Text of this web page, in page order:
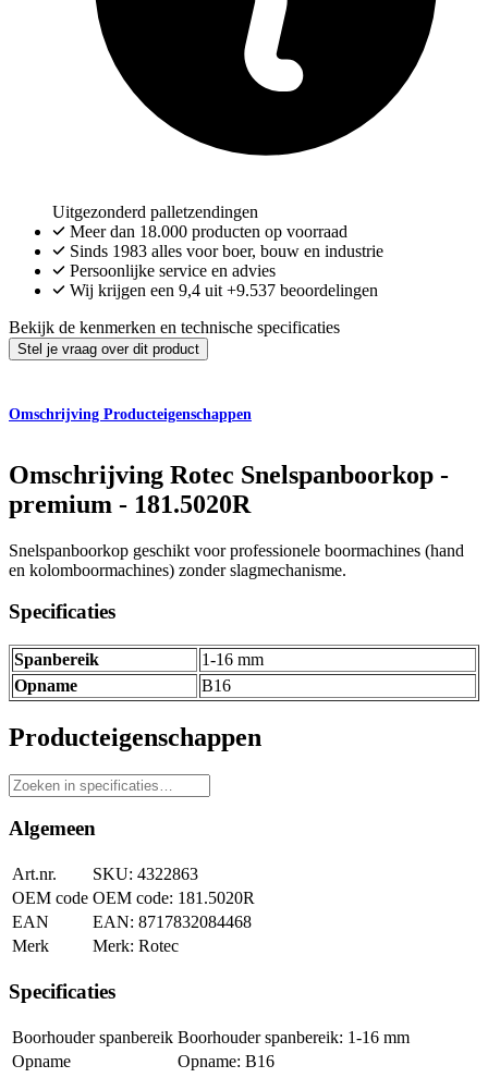
Uitgezonderd palletzendingen
Meer dan 18.000 producten op voorraad
Sinds 1983 alles voor boer, bouw en industrie
Persoonlijke service en advies
Wij krijgen een 9,4 uit +9.537 beoordelingen
Bekijk de kenmerken en technische specificaties
Stel je vraag over dit product
Omschrijving Producteigenschappen
Omschrijving Rotec Snelspanboorkop -
premium - 181.5020R
Snelspanboorkop geschikt voor professionele boormachines (hand
en kolomboormachines) zonder slagmechanisme.
Specificaties
Spanbereik
1-16 mm
Opname
B16
Producteigenschappen
Algemeen
Art.nr.
4322863
OEM code
181.5020R
EAN
8717832084468
Merk
Rotec
Specificaties
Boorhouder spanbereik
1-16 mm
Opname
B16